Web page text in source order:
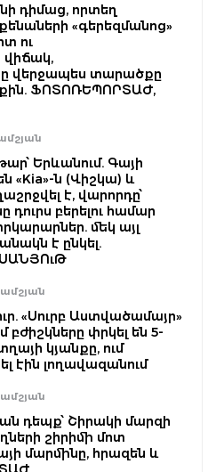
դիմաց, որտեղ
«գերեզմանոց»
ու
վերջապես տարածքը
ՖՈՏՈՌԵՊՈՐՏԱԺ,
Երևանում. Գայի
«Kia»-ն (Վիշկա) և
է, վարորդը՝
դուրս բերելու համար
մեկ այլ
է ընկել.
«Սուրբ Աստվածամայր»
բժիշկները փրկել են 5-
կյանքը, ում
էին լողավազանում
դեպք՝ Շիրակի մարզի
շիրիմի մոտ
մարմինը, հրազեն և